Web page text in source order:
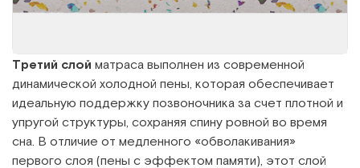
Третий слой матраса выполнен из современной
динамической холодной пены, которая обеспечивает
идеальную поддержку позвоночника за счет плотной и
упругой структуры, сохраняя спину ровной во время
сна. В отличие от медленного «обволакивания»
первого слоя (пены с эффектом памяти), этот слой